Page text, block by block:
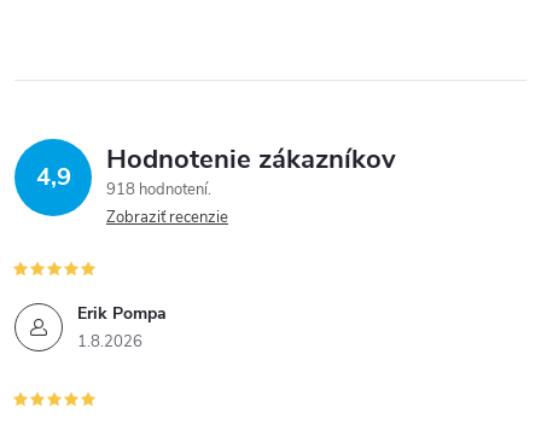
4,9 Hodnotenie zákazníkov
918 hodnotení
Zobraziť recenzie
Erik Pompa
1.8.2026